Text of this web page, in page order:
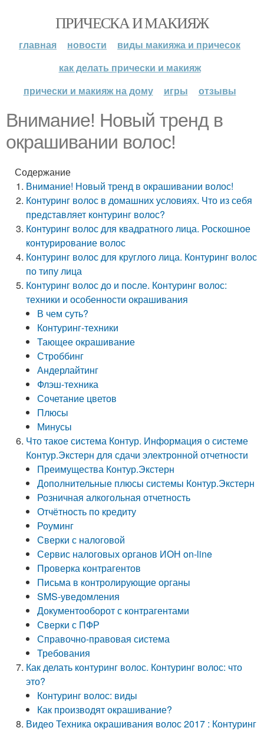
ПРИЧЕСКА И МАКИЯЖ
главная новости
виды макияжа и причесок
как делать прически и макияж
прически и макияж на дому
игры отзывы
Внимание! Новый тренд в
окрашивании волос!
Содержание
Внимание! Новый тренд в окрашивании волос!
Контуринг волос в домашних условиях. Что из себя
представляет контуринг волос?
Контуринг волос для квадратного лица. Роскошное
контурирование волос
Контуринг волос для круглого лица. Контуринг волос
по типу лица
Контуринг волос до и после. Контуринг волос:
техники и особенности окрашивания
В чем суть?
Контуринг-техники
Тающее окрашивание
Строббинг
Андерлайтинг
Флэш-техника
Сочетание цветов
Плюсы
Минусы
Что такое система Контур. Информация о системе
Контур.Экстерн для сдачи электронной отчетности
Преимущества Контур.Экстерн
Дополнительные плюсы системы Контур.Экстерн
Розничная алкогольная отчетность
Отчётность по кредиту
Роуминг
Сверки с налоговой
Сервис налоговых органов ИОН on-line
Проверка контрагентов
Письма в контролирующие органы
SMS-уведомления
Документооборот с контрагентами
Сверки с ПФР
Справочно-правовая система
Требования
Как делать контуринг волос. Контуринг волос: что
это?
Контуринг волос: виды
Как производят окрашивание?
Видео Техника окрашивания волос 2017 : Контуринг